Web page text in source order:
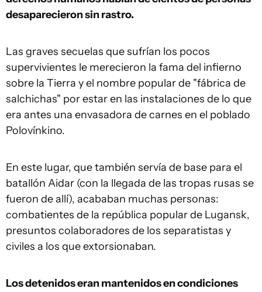
desaparecieron sin rastro.
Las graves secuelas que sufrían los pocos
supervivientes le merecieron la fama del infierno
sobre la Tierra y el nombre popular de "fábrica de
salchichas" por estar en las instalaciones de lo que
era antes una envasadora de carnes en el poblado
Polovínkino.
En este lugar, que también servía de base para el
batallón Aidar (con la llegada de las tropas rusas se
fueron de allí), acababan muchas personas:
combatientes de la república popular de Lugansk,
presuntos colaboradores de los separatistas y
civiles a los que extorsionaban.
Los detenidos eran mantenidos en condiciones